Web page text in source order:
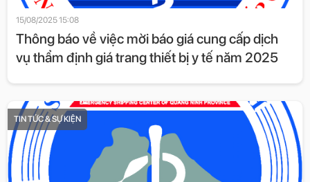
15/08/2025 15:08
Thông báo về việc mời báo giá cung cấp dịch
vụ thẩm định giá trang thiết bị y tế năm 2025
TIN TỨC & SỰ KIỆN